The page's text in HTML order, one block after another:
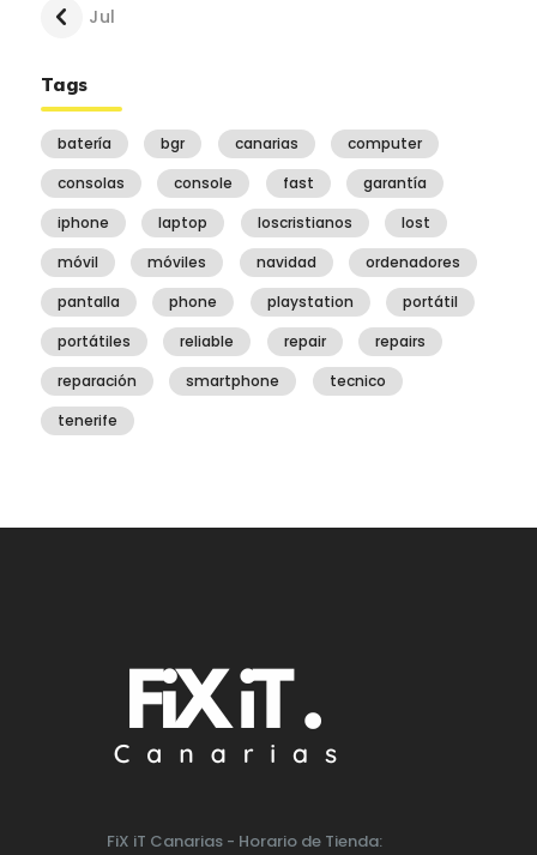
« Jul
Tags
batería bgr canarias
computer
consolas
console fast
garantía
iphone
laptop loscristianos
lost
móvil
móviles navidad
ordenadores
pantalla
phone playstation
portátil
portátiles
reliable repair
repairs
reparación
smartphone
tecnico
tenerife
FiX iT Canarias - Horario de Tienda: